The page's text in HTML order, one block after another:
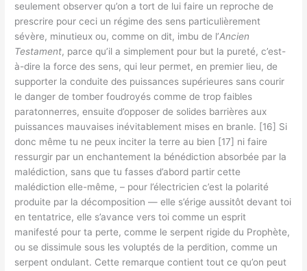
seulement observer qu’on a tort de lui faire un reproche de
prescrire pour ceci un régime des sens particulièrement
sévère, minutieux ou, comme on dit, imbu de l’Ancien
Testament, parce qu’il a simplement pour but la pureté, c’est-
à-dire la force des sens, qui leur permet, en premier lieu, de
supporter la conduite des puissances supérieures sans courir
le danger de tomber foudroyés comme de trop faibles
paratonnerres, ensuite d’opposer de solides barrières aux
puissances mauvaises inévitablement mises en branle. [16] Si
donc même tu ne peux inciter la terre au bien [17] ni faire
ressurgir par un enchantement la bénédiction absorbée par la
malédiction, sans que tu fasses d’abord partir cette
malédiction elle-même, – pour l’électricien c’est la polarité
produite par la décomposition — elle s’érige aussitôt devant toi
en tentatrice, elle s’avance vers toi comme un esprit
manifesté pour ta perte, comme le serpent rigide du Prophète,
ou se dissimule sous les voluptés de la perdition, comme un
serpent ondulant. Cette remarque contient tout ce qu’on peut